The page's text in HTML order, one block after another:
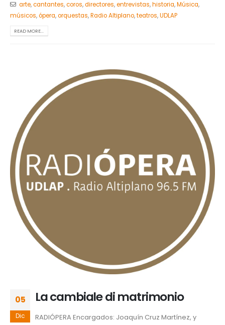
arte,cantantes,coros,directores,entrevistas,historia,Música,
músicos,ópera,orquestas,Radio Altiplano,teatros,UDLAP
READ MORE...
05
Dic
La cambiale di matrimonio
RADIÓPERA Encargados: Joaquín Cruz Martínez, y